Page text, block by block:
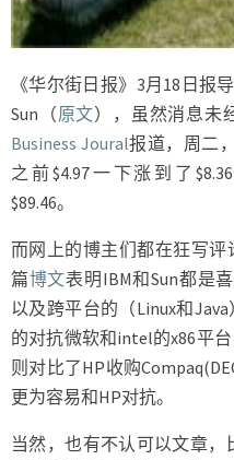
《华尔街日报》3月18日报
Sun（原文），虽然消息未
Business Joural报道，周二
之前$4.97一下涨到了
$89.46。
而网上的博主们都在狂写
篇博文表明IBM和Sun都是
以及跨平台的（Linux和
的对抗微软和intel的x86平
则对比了HP收购
更为容易和HP对抗。
当然，也有不认可以文章，